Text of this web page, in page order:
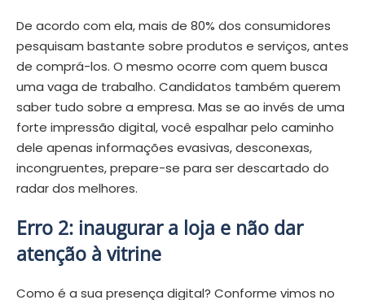
De acordo com ela, mais de 80% dos consumidores
pesquisam bastante sobre produtos e serviços, antes
de comprá-los. O mesmo ocorre com quem busca
uma vaga de trabalho. Candidatos também querem
saber tudo sobre a empresa. Mas se ao invés de uma
forte impressão digital, você espalhar pelo caminho
dele apenas informações evasivas, desconexas,
incongruentes, prepare-se para ser descartado do
radar dos melhores.
Erro 2: inaugurar a loja e não dar
atenção à vitrine
Como é a sua presença digital? Conforme vimos no